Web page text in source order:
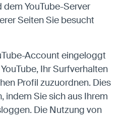
YouTube-Server
Seiten Sie besucht
Account eingeloggt
Ihr Surfverhalten
Profil zuzuordnen. Dies
indem Sie sich aus Ihrem
Die Nutzung von